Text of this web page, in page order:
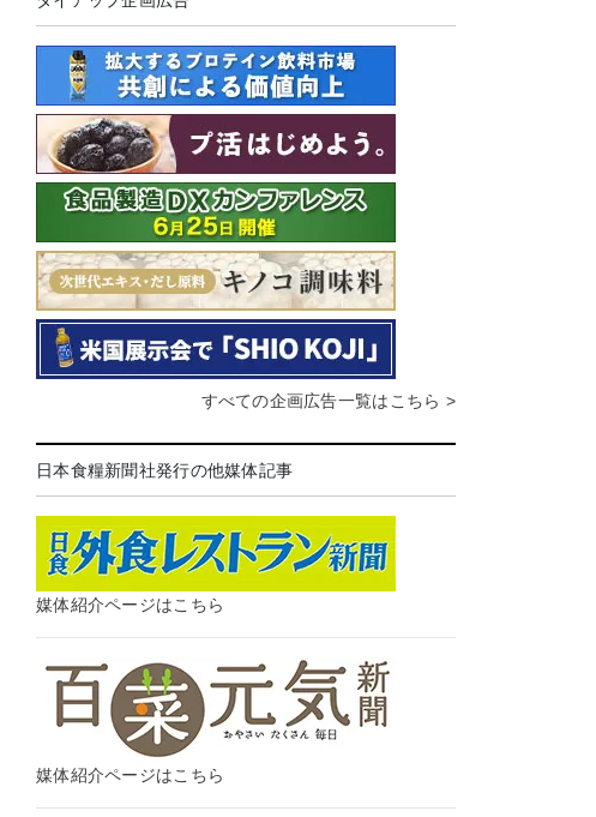
すべての企画広告一覧はこちら >
日本食糧新聞社発行の他媒体記事
媒体紹介ページはこちら
媒体紹介ページはこちら